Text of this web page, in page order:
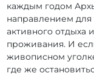
каждым годом
направлением
активного отдыха
проживания. И
живописном
где же